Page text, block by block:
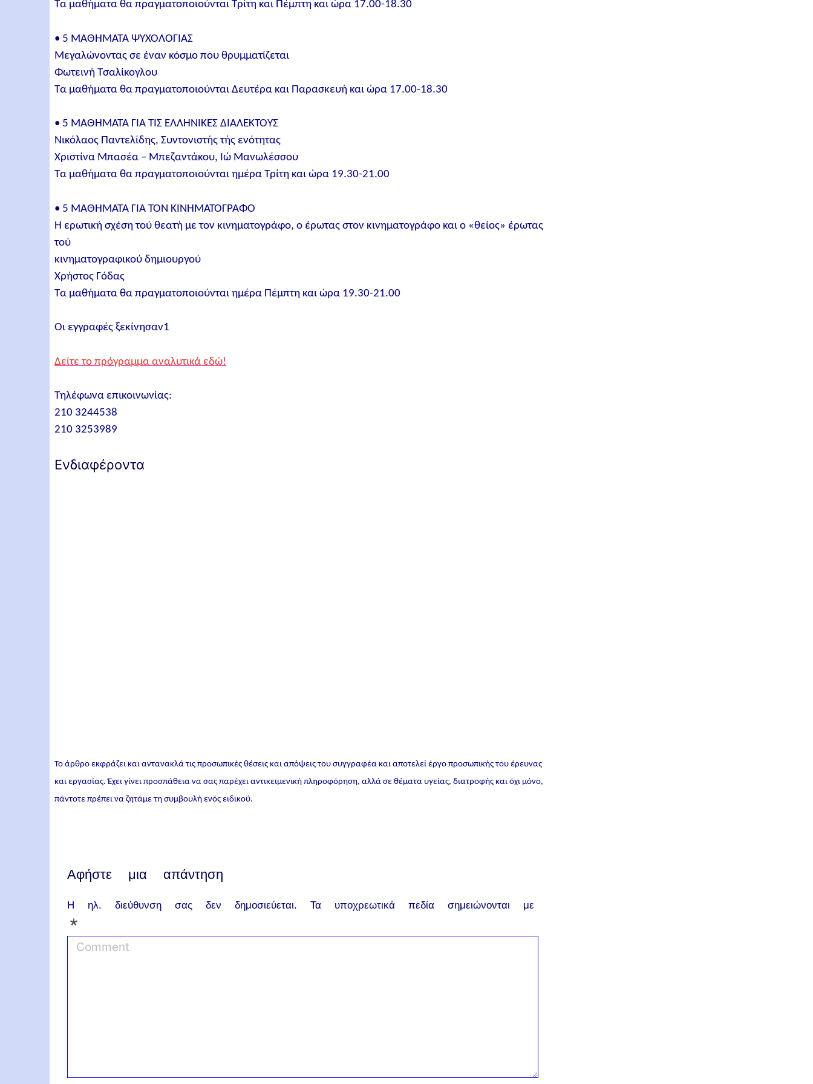
Τα μαθήματα θα πραγματοποιούνται Τρίτη και Πέμπτη και ώρα 17.00-18.30
• 5 ΜΑΘΗΜΑΤΑ ΨΥΧΟΛΟΓΙΑΣ
Μεγαλώνοντας σε έναν κόσμο που θρυμματίζεται
Φωτεινή Τσαλίκογλου
Τα μαθήματα θα πραγματοποιούνται Δευτέρα και Παρασκευή και ώρα 17.00-18.30
• 5 ΜΑΘΗΜΑΤΑ ΓΙΑ ΤΙΣ ΕΛΛΗΝΙΚΕΣ ΔΙΑΛΕΚΤΟΥΣ
Νικόλαος Παντελίδης, Συντονιστής τής ενότητας
Χριστίνα Μπασέα – Μπεζαντάκου, Ιώ Μανωλέσσου
Τα μαθήματα θα πραγματοποιούνται ημέρα Τρίτη και ώρα 19.30-21.00
• 5 ΜΑΘΗΜΑΤΑ ΓΙΑ ΤΟΝ ΚΙΝΗΜΑΤΟΓΡΑΦΟ
Η ερωτική σχέση τού θεατή με τον κινηματογράφο, ο έρωτας στον κινηματογράφο και ο «θείος» έρωτας
τού
κινηματογραφικού δημιουργού
Χρήστος Γόδας
Τα μαθήματα θα πραγματοποιούνται ημέρα Πέμπτη και ώρα 19.30-21.00
Οι εγγραφές ξεκίνησαν1
Δείτε το πρόγραμμα αναλυτικά εδώ!
Τηλέφωνα επικοινωνίας:
210 3244538
210 3253989
Ενδιαφέροντα
Το άρθρο εκφράζει και αντανακλά τις προσωπικές θέσεις και απόψεις του συγγραφέα και αποτελεί έργο προσωπικής του έρευνας
και εργασίας. Έχει γίνει προσπάθεια να σας παρέχει αντικειμενική πληροφόρηση, αλλά σε θέματα υγείας, διατροφής και όχι μόνο,
πάντοτε πρέπει να ζητάμε τη συμβουλή ενός ειδικού.
Αφήστε μια απάντηση
Η ηλ. διεύθυνση σας δεν δημοσιεύεται.
Τα υποχρεωτικά πεδία σημειώνονται με
*